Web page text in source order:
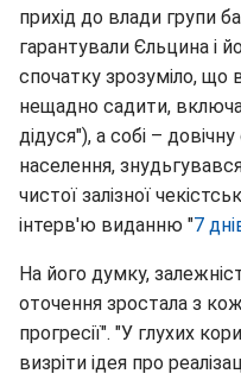
прихід до влади групи
гарантували Єльцина і
спочатку зрозуміло,
нещадно садити,
дідуся"), а собі –
населення,
чистої залізної
інтерв'ю виданню "7
На його думку,
оточення зростала з
прогресії". "У глухих
визріти ідея про